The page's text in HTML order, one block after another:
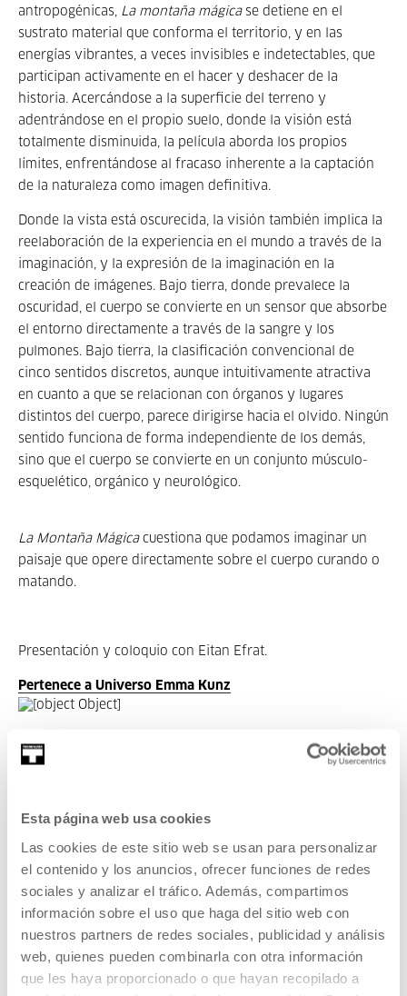
Esta página web usa cookies
Las cookies de este sitio web se usan para personalizar
el contenido y los anuncios, ofrecer funciones de redes
sociales y analizar el tráfico. Además, compartimos
información sobre el uso que haga del sitio web con
nuestros partners de redes sociales, publicidad y análisis
web, quienes pueden combinarla con otra información
que les haya proporcionado o que hayan recopilado a
antropogénicas, La montaña mágicase detiene en el
sustrato material que conforma el territorio, y en las
energías vibrantes, a veces invisibles e indetectables, que
participan activamente en el hacer y deshacer de la
historia. Acercándose a la superficie del terreno y
adentrándose en el propio suelo, donde la visión está
totalmente disminuida, la película aborda los propios
límites, enfrentándose al fracaso inherente a la captación
de la naturaleza como imagen definitiva.
Donde la vista está oscurecida, la visión también implica la
reelaboración de la experiencia en el mundo a través de la
imaginación, y la expresión de la imaginación en la
creación de imágenes. Bajo tierra, donde prevalece la
oscuridad, el cuerpo se convierte en un sensor que absorbe
el entorno directamente a través de la sangre y los
pulmones. Bajo tierra, la clasificación convencional de
cinco sentidos discretos, aunque intuitivamente atractiva
en cuanto a que se relacionan con órganos y lugares
distintos del cuerpo, parece dirigirse hacia el olvido. Ningún
sentido funciona de forma independiente de los demás,
sino que el cuerpo se convierte en un conjunto músculo-
esquelético, orgánico y neurológico.
La Montaña Mágicacuestiona que podamos imaginar un
paisaje que opere directamente sobre el cuerpo curando o
matando.
Presentación y coloquio con Eitan Efrat.
Pertenece a Universo Emma Kunz
Universo Emma Kunz
Rechazó la idea de arte frente a no arte y, en cambio,
amplió su definición para incluir la investigación, la
medicina y la naturaleza, así como lo sobrenatural, lo
mágico y lo visionario.
VER EXPOSICIONES